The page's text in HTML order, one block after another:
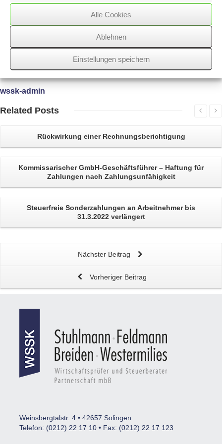
Alle Cookies
Ablehnen
Einstellungen speichern
Überden Autor
wssk-admin
Related Posts
Rückwirkung einer Rechnungsberichtigung
KommissarischerGmbH-Geschäftsführer– Haftung für
Zahlungen nach Zahlungsunfähigkeit
Steuerfreie Sonderzahlungen an Arbeitnehmerbis
31.3.2022 verlängert
Nächster Beitrag
Vorheriger Beitrag
Weinsbergtalstr. 4 • 42657 Solingen
Telefon: (0212) 22 17 10 • Fax: (0212) 22 17 123